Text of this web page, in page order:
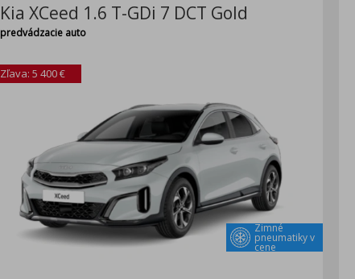
Kia XCeed 1.6 T-GDi 7 DCT Gold
predvádzacie auto
Zimné
pneumatiky v
cene
Zľava: 5 400 €